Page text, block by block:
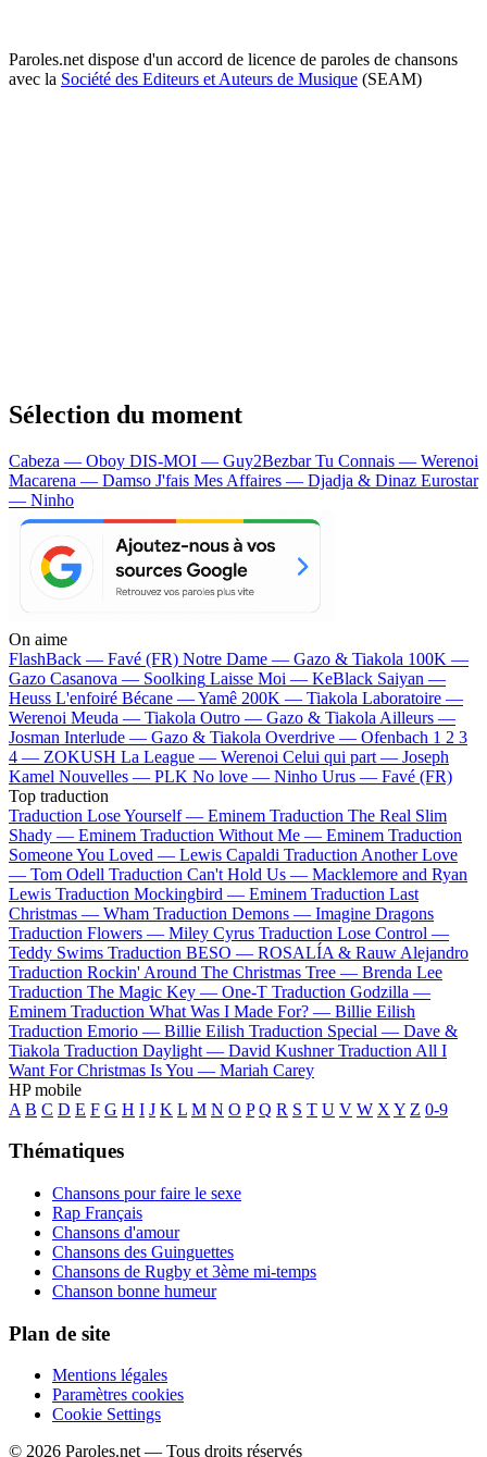
Paroles.net dispose d'un accord de licence de paroles de chansons
avec la Société des Editeurs et Auteurs de Musique (SEAM)
Sélection du moment
Cabeza — Oboy DIS-MOI — Guy2BezbarTu Connais — Werenoi
Macarena — Damso J'fais Mes Affaires — Djadja & Dinaz Eurostar
— Ninho
On aime
FlashBack — Favé (FR) Notre Dame — Gazo & Tiakola 100K —
Gazo Casanova — Soolking Laisse Moi — KeBlack Saiyan —
Heuss L'enfoiré Bécane —Yamê 200K — Tiakola Laboratoire —
Werenoi Meuda — Tiakola Outro — Gazo & Tiakola Ailleurs —
Josman Interlude — Gazo & Tiakola Overdrive — Ofenbach 1 2 3
4 — ZOKUSH La League — Werenoi Celui qui part — Joseph
Kamel Nouvelles — PLK No love — Ninho Urus — Favé (FR)
Top traduction
Traduction Lose Yourself — Eminem Traduction The Real Slim
Shady — Eminem Traduction Without Me — Eminem Traduction
Someone You Loved — Lewis Capaldi Traduction Another Love
— Tom Odell Traduction Can't Hold Us — Macklemore and Ryan
Lewis Traduction Mockingbird — Eminem Traduction Last
Christmas — Wham Traduction Demons — Imagine Dragons
Traduction Flowers — Miley Cyrus Traduction Lose Control —
Teddy Swims Traduction BESO — ROSALÍA & Rauw Alejandro
Traduction Rockin' Around The Christmas Tree — Brenda Lee
Traduction The Magic Key — One-T Traduction Godzilla —
Eminem Traduction What Was I Made For? — Billie Eilish
Traduction Emorio — Billie Eilish Traduction Special — Dave &
Tiakola Traduction Daylight — David Kushner Traduction All I
Want For Christmas Is You — Mariah Carey
HP mobile
A B C D E F G H I J K L M N O P Q R S T U V W X Y Z 0-9
Thématiques
Chansons pour faire le sexe
Rap Français
Chansons d'amour
Chansons des Guinguettes
Chansons de Rugby et 3ème mi-temps
Chanson bonne humeur
Plan de site
Mentions légales
Paramètres cookies
Cookie Settings
© 2026 Paroles.net — Tous droits réservés